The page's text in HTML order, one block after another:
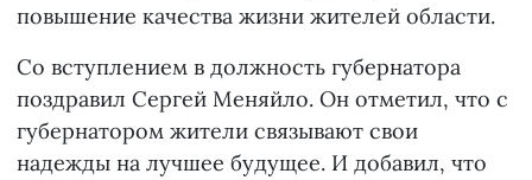
повышение качества жизни жителей области.
Со вступлением в должность губернатора
поздравил Сергей Меняйло. Он отметил, что с
губернатором жители связывают свои
надежды на лучшее будущее. И добавил, что